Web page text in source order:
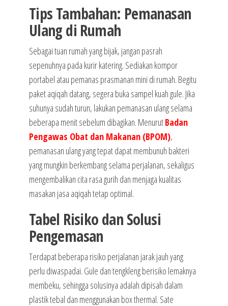
Tips Tambahan: Pemanasan
Ulang di Rumah
Sebagai tuan rumah yang bijak, jangan pasrah
sepenuhnya pada kurir katering. Sediakan kompor
portabel atau pemanas prasmanan mini di rumah. Begitu
paket aqiqah datang, segera buka sampel kuah gule. Jika
suhunya sudah turun, lakukan pemanasan ulang selama
beberapa menit sebelum dibagikan. MenurutBadan
Pengawas Obat dan Makanan (BPOM),
pemanasan ulang yang tepat dapat membunuh bakteri
yang mungkin berkembang selama perjalanan, sekaligus
mengembalikan cita rasa gurih dan menjaga kualitas
masakan jasa aqiqah tetap optimal.
Tabel Risiko dan Solusi
Pengemasan
Terdapat beberapa risiko perjalanan jarak jauh yang
perlu diwaspadai. Gule dan tengkleng berisiko lemaknya
membeku, sehingga solusinya adalah dipisah dalam
plastik tebal dan menggunakan box thermal. Sate